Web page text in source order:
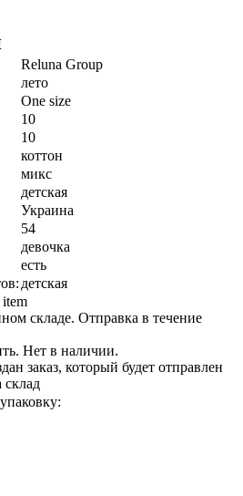
Reluna Group
лето
One size
10
10
коттон
микс
детская
Украина
54
девочка
есть
детская
складе. Отправка в течение
Нет в наличии.
заказ, который будет отправлен
склад